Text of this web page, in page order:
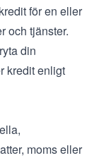
för en eller
och tjänster.
din
kredit enligt
moms eller